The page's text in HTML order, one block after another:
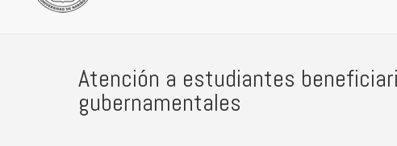
Atención a estudiantes
gubernamentales